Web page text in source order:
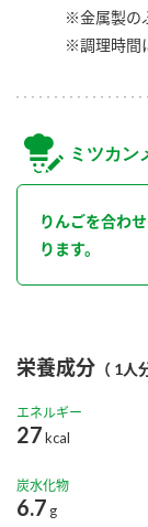
※金属製の
※調理時間
ミツカン
りんごを合わ
ります。
栄養成分 （ 1人
エネルギー
27kcal
炭水化物
6.7 g